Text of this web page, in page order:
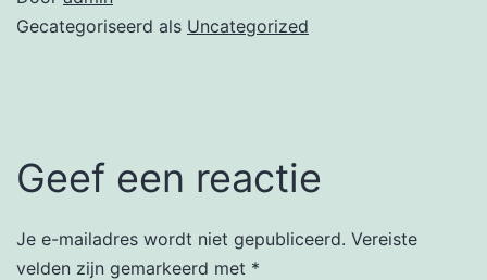
Gecategoriseerd als Uncategorized
Geef een reactie
Je e-mailadres wordt niet gepubliceerd. Vereiste
velden zijn gemarkeerd met *